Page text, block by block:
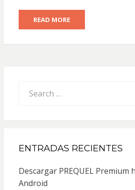
READ MORE
for:
ENTRADAS RECIENTES
Descargar PREQUEL Premium
Android